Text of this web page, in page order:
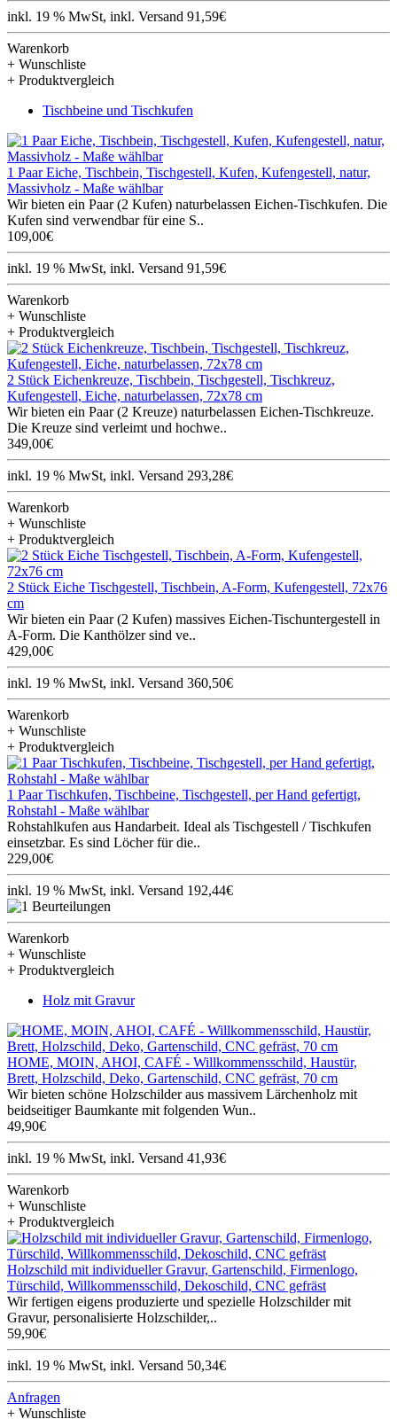
inkl. 19 % MwSt, inkl. Versand 91,59€
Warenkorb
+ Wunschliste
+ Produktvergleich
Tischbeine und Tischkufen
1 Paar Eiche, Tischbein, Tischgestell, Kufen, Kufengestell, natur,
Massivholz - Maße wählbar
Wir bieten ein Paar (2 Kufen) naturbelassen Eichen-Tischkufen. Die
Kufen sind verwendbar für eine S..
109,00€
inkl. 19 % MwSt, inkl. Versand 91,59€
Warenkorb
+ Wunschliste
+ Produktvergleich
2 Stück Eichenkreuze, Tischbein, Tischgestell, Tischkreuz,
Kufengestell, Eiche, naturbelassen, 72x78 cm
Wir bieten ein Paar (2 Kreuze) naturbelassen Eichen-Tischkreuze.
Die Kreuze sind verleimt und hochwe..
349,00€
inkl. 19 % MwSt, inkl. Versand 293,28€
Warenkorb
+ Wunschliste
+ Produktvergleich
2 Stück Eiche Tischgestell, Tischbein, A-Form, Kufengestell, 72x76
cm
Wir bieten ein Paar (2 Kufen) massives Eichen-Tischuntergestell in
A-Form. Die Kanthölzer sind ve..
429,00€
inkl. 19 % MwSt, inkl. Versand 360,50€
Warenkorb
+ Wunschliste
+ Produktvergleich
1 Paar Tischkufen, Tischbeine, Tischgestell, per Hand gefertigt,
Rohstahl - Maße wählbar
Rohstahlkufen aus Handarbeit. Ideal als Tischgestell / Tischkufen
einsetzbar. Es sind Löcher für die..
229,00€
inkl. 19 % MwSt, inkl. Versand 192,44€
Warenkorb
+ Wunschliste
+ Produktvergleich
Holz mit Gravur
HOME, MOIN, AHOI, CAFÉ - Willkommensschild, Haustür,
Brett, Holzschild, Deko, Gartenschild, CNC gefräst, 70 cm
Wir bieten schöne Holzschilder aus massivem Lärchenholz mit
beidseitiger Baumkante mit folgenden Wun..
49,90€
inkl. 19 % MwSt, inkl. Versand 41,93€
Warenkorb
+ Wunschliste
+ Produktvergleich
Holzschild mit individueller Gravur, Gartenschild, Firmenlogo,
Türschild, Willkommensschild, Dekoschild, CNC gefräst
Wir fertigen eigens produzierte und spezielle Holzschilder mit
Gravur, personalisierte Holzschilder,..
59,90€
inkl. 19 % MwSt, inkl. Versand 50,34€
Anfragen
+ Wunschliste